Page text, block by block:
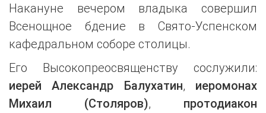
Накануне вечером владыка совершил
Всенощное бдение в Свято-Успенском
кафедральном соборе столицы.
Его Высокопреосвященству сослужили:
иерей Александр Балухатин, иеромонах
Михаил (Столяров), протодиакон